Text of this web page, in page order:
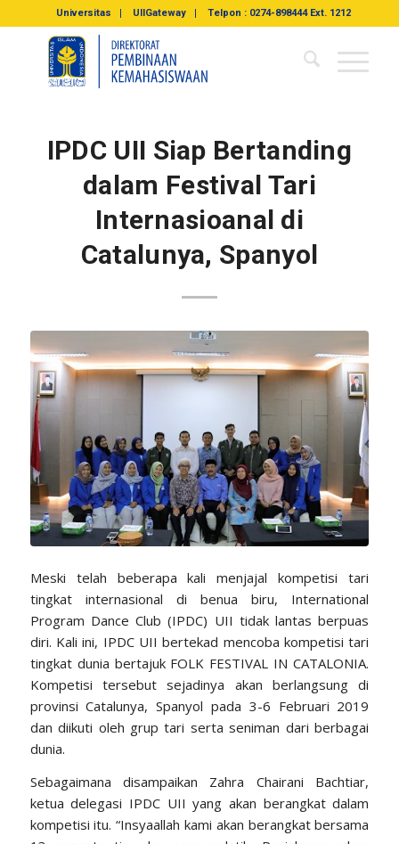
Universitas UIIGateway Telpon : 0274-898444 Ext. 1212
IPDC UII Siap Bertanding
dalam Festival Tari
Internasioanal di
Catalunya, Spanyol
Meski telah beberapa kali menjajal kompetisi tari
tingkat internasional di benua biru, International
Program Dance Club (IPDC) UII tidak lantas berpuas
diri. Kali ini, IPDC UII bertekad mencoba kompetisi tari
tingkat dunia bertajuk FOLK FESTIVAL IN CATALONIA.
Kompetisi tersebut sejadinya akan berlangsung di
provinsi Catalunya, Spanyol pada 3-6 Februari 2019
dan diikuti oleh grup tari serta seniman dari berbagai
dunia.
Sebagaimana disampaikan Zahra Chairani Bachtiar,
ketua delegasi IPDC UII yang akan berangkat dalam
kompetisi itu. “Insyaallah kami akan berangkat bersama